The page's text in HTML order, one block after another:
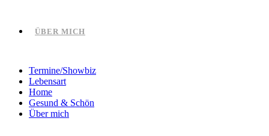
ÜBER MICH
Termine/Showbiz
Lebensart
Home
Gesund & Schön
Über mich